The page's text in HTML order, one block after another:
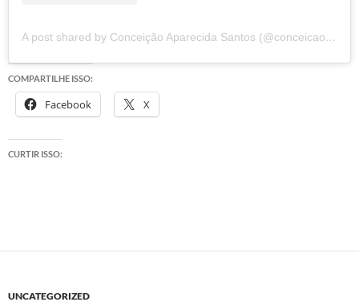
A post shared by Conceição Aparecida Santos (@conceicao.a.santos)
COMPARTILHE ISSO:
Facebook X
CURTIR ISSO:
UNCATEGORIZED